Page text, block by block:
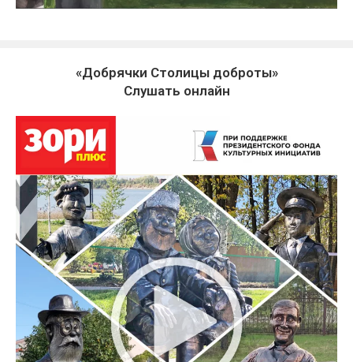
«Добрячки Столицы доброты»
Слушать онлайн